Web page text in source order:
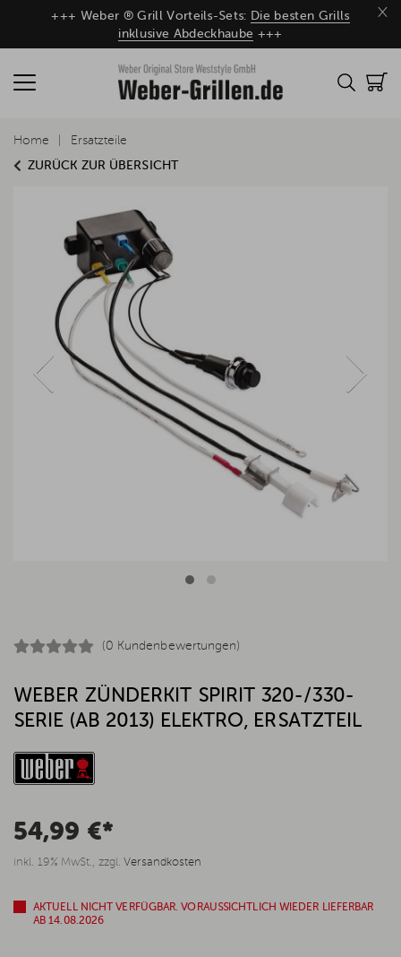
×
+++ Weber ® Grill Vorteils-Sets: Die besten Grills
inklusive Abdeckhaube +++
ZURÜCK ZUR ÜBERSICHT
Home Ersatzteile
(0 Kundenbewertungen)
WEBER ZÜNDERKIT SPIRIT 320-/330-
SERIE (AB 2013) ELEKTRO, ERSATZTEIL
54,99 €*
inkl. 19% MwSt., zzgl.Versandkosten
AKTUELL NICHT VERFÜGBAR. VORAUSSICHTLICH WIEDER LIEFERBAR
AB 14.08.2026